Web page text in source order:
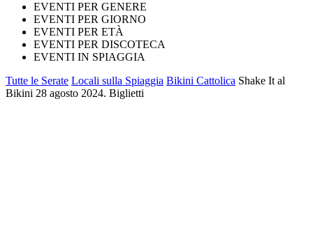
EVENTI PER GENERE
EVENTI PER GIORNO
EVENTI PER ETÀ
EVENTI PER DISCOTECA
EVENTI IN SPIAGGIA
Tutte le Serate Locali sulla Spiaggia Bikini Cattolica Shake It al
Bikini 28 agosto 2024. Biglietti